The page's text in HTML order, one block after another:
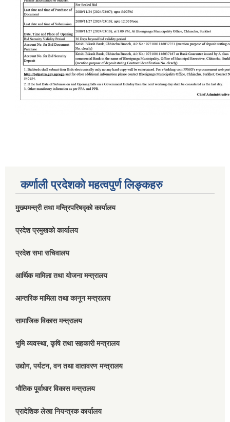
कर्णाली प्रदेशको महत्वपुर्ण लिङ्कहरु
मुख्यमन्त्री तथा मन्त्रिपरिषद्को कार्यालय
प्रदेश प्रमुखको कार्यालय
प्रदेश सभा सचिवालय
आर्थिक मामिला तथा योजना मन्त्रालय
आन्तरिक मामिला तथा कानून मन्त्रालय
सामाजिक विकास मन्त्रालय
भुमि व्यवस्था, कृषि तथा सहकारी मन्त्रालय
उद्योग, पर्यटन, वन तथा वातावरण मन्त्रालय
भौतिक पूर्वाधार विकास मन्त्रालय
प्रादेशिक लेखा नियन्त्रक कार्यालय